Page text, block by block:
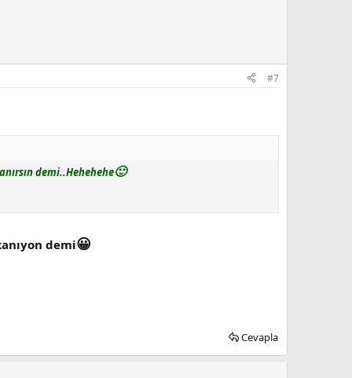
#7
demi..Hehehehe🙂
demi😀
Cevapla